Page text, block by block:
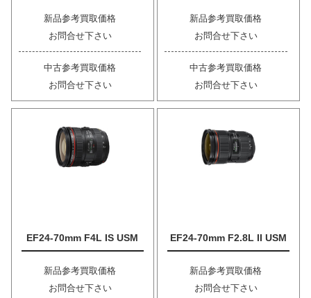
新品参考買取価格
お問合せ下さい
中古参考買取価格
お問合せ下さい
新品参考買取価格
お問合せ下さい
中古参考買取価格
お問合せ下さい
EF24-70mm F4L IS USM
新品参考買取価格
お問合せ下さい
EF24-70mm F2.8L II USM
新品参考買取価格
お問合せ下さい